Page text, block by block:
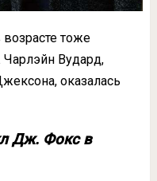
тоже
Чарлэйн Вудард,
оказалась
Дж. Фокс в